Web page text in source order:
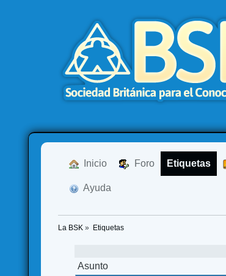
Inicio Foro Etiquetas
Ayuda
La BSK » Etiquetas
Asunto